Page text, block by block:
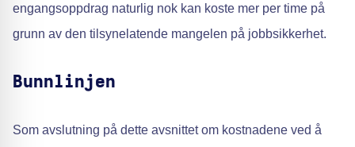
engangsoppdrag naturlig nok kan koste mer per time på
grunn av den tilsynelatende mangelen på jobbsikkerhet.
Bunnlinjen
Som avslutning på dette avsnittet om kostnadene ved å